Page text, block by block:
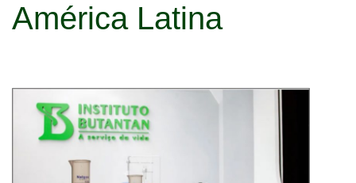
América Latina